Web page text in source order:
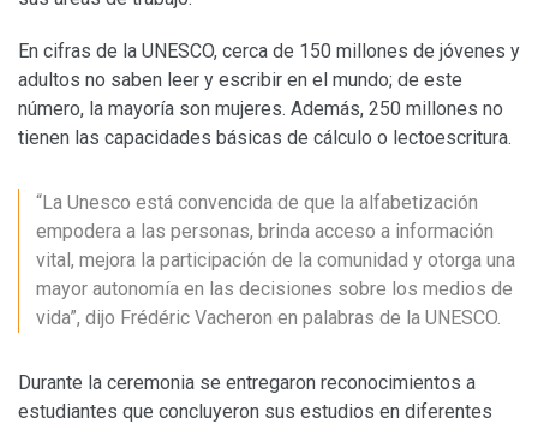
En cifras de la UNESCO, cerca de 150 millones de jóvenes y
adultos no saben leer y escribir en el mundo; de este
número, la mayoría son mujeres. Además, 250 millones no
tienen las capacidades básicas de cálculo o lectoescritura.
“La Unesco está convencida de que la alfabetización
empodera a las personas, brinda acceso a información
vital, mejora la participación de la comunidad y otorga una
mayor autonomía en las decisiones sobre los medios de
vida”, dijo Frédéric Vacheron en palabras de la UNESCO.
Durante la ceremonia se entregaron reconocimientos a
estudiantes que concluyeron sus estudios en diferentes